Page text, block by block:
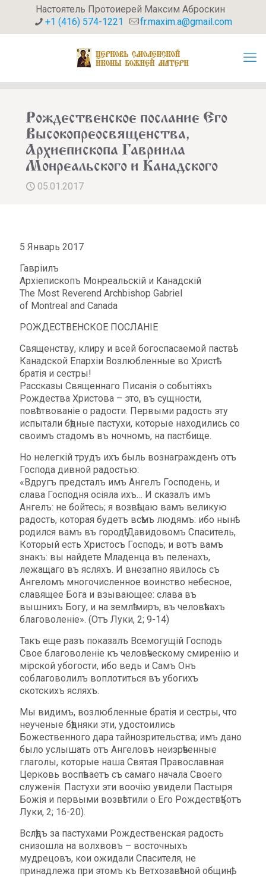
Настоятель Протоиерей Максим Аброскин
+1 (416) 574-1221
fr.maxim.a@gmail.com
Рождественское послание Его
Высокопреосвященства,
Архиепископа Гавриила
Монреальского и Канадского
05.01.2017
5 Январь 2017
Гаврiилъ
Aрxieпископъ Монреальскiй и Канадскiй
The Most Reverend Archbishop Gabriel
of Montreal and Canada
РОЖДЕСТВЕНСКОЕ ПОСЛАНIЕ
Священству, клиру и всeй богоспасаемой паствѣ
Канадской Епархiи Возлюбленные во Христѣ
братiя и сестры!
Рассказы Священнаго Писанія о событіяхъ
Рождества Христова – это, въ сущности,
повѣствованіе о радости. Первыми радость эту
испытали бѣдные пастухи, которые находились со
своимъ стадомъ въ ночномъ, на пастбище.
Но нелегкій трудъ ихъ быль вознагражденъ отъ
Господа дивной радостью:
«Вдругъ предсталъ имъ Ангелъ Господень, и
слава Господня осіяла ихъ… И сказалъ имъ
Ангелъ: не бойтесь; я возвѣщаю вамъ великую
радость, которая будетъ всѣмъ людямъ: ибо нынѣ
родился вамъ въ городѣ Давидовомъ Спаситель,
Который есть Христосъ Господь; и вотъ вамъ
знакъ: вы найдете Младенца въ пеленахъ,
лежащаго въ ясляхъ. И внезапно явилось съ
Ангеломъ многочисленное воинство небесное,
славящее Бога и взывающее: слава въ
вышнихъ Богу, и на землѣ миръ, въ человѣкахъ
благоволеніе». (Отъ Луки, 2; 9-14)
Такъ еще разъ показалъ Всемогущій Господь
Свое благоволеніе къ человѣческому смиренію и
мірской убогости, ибо ведь и Самъ Онъ
соблаговолилъ воплотиться въ убогихъ
скотскихъ ясляхъ.
Мы видимъ, возлюбленные братія и сестры, что
неученые бѣдняки эти, удостоились
Божественного дара тайнозрительства; имъ дано
было услышать отъ Ангеловъ неизрѣченные
глаголы, которые наша Святая Православная
Церковь воспѣваетъ съ самаго начала Своего
служенія. Пастухи эти воочію увидели Пастыря
Божія и первыми возвѣстили о Его Рождествѣ (отъ
Луки, 2; 16-20).
Вслѣдъ за пастухами Рождественская радость
снизошла на волхвовъ – восточныхъ
мудрецовъ, кои ожидали Спасителя, не
принадлежа при этомъ къ Ветхозавѣтной общинѣ,